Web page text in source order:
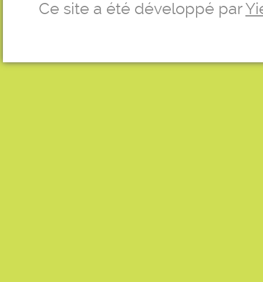
Ce site a été développé par